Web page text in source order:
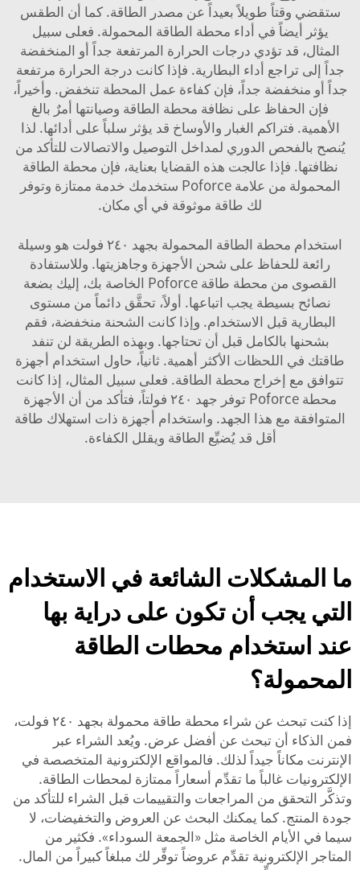
ستقضي وقتاً طويلاً بعيداً عن مصدر الطاقة. كما أن الطقس
يؤثر أيضاً في أداء محطة الطاقة المحمولة. فعلى سبيل
المثال، قد تؤدي درجات الحرارة المرتفعة جداً أو المنخفضة
جداً إلى تراجع أداء البطارية. فإذا كانت درجة الحرارة مرتفعة
جداً أو منخفضة جداً، فإن كفاءة عمل المحطة تنخفض. وأخيراً،
فإن الحفاظ على نظافة محطة الطاقة وصيانتها أمرٌ بالغ
الأهمية. فتراكم الغبار والأوساخ قد يؤثر سلباً على أدائها. لذا
يُنصح بالفحص الدوري لمداخل التوصيل والاتصالات للتأكد من
نظافتها. فإذا عالجت هذه القضايا بعناية، فإن محطة الطاقة
المحمولة من علامة Poforce ستخدمك خدمة ممتازة وتوفر
لك طاقة موثوقة في أي مكان.
استخدام محطة الطاقة المحمولة بجهد ٢٤٠ فولت هو وسيلة
رائعة للحفاظ على شحن الأجهزة وجاهزيتها. وللاستفادة
القصوى من محطة طاقة Poforce الخاصة بك، إليك بضعة
نصائح بسيطة يجب اتباعها. أولاً، تحقَّق دائماً من مستوى
البطارية قبل الاستخدام. وإذا كانت الشحنة منخفضة، فقم
بشحنها بالكامل قبل أن تحتاجها. وبهذه الطريقة لن تنفد
طاقتك في اللحظات الأكثر أهمية. ثانياً، حاول استخدام أجهزة
تتوافق مع إخراج محطة الطاقة. فعلى سبيل المثال، إذا كانت
محطة Poforce توفر جهد ٢٤٠ فولتاً، فتأكد من أن الأجهزة
المتوافقة مع هذا الجهد. واستخدام أجهزة ذات استهلاك طاقة
أقل قد يُضيِّع الطاقة ويقلل الكفاءة.
ما المشكلات الشائعة في الاستخدام
التي يجب أن تكون على دراية بها
عند استخدام محطات الطاقة
المحمولة؟
إذا كنت تبحث عن شراء محطة طاقة محمولة بجهد ٢٤٠ فولت،
فمن الذكاء أن تبحث عن أفضل عرض. ويُعد الشراء عبر
الإنترنت مكاناً جيداً لذلك. فالمواقع الإلكترونية المتخصصة في
الإلكترونيات غالباً ما تقدِّم أسعاراً ممتازة لمحطات الطاقة.
وتذكَّر التحقق من المراجعات والتقييمات قبل الشراء للتأكد من
جودة المنتج. كما يمكنك البحث عن العروض والتخفيضات، لا
سيما في الأيام الخاصة مثل «الجمعة السوداء». فكثير من
المتاجر الإلكترونية تقدِّم عروضاً توفِّر لك مبلغاً كبيراً من المال.